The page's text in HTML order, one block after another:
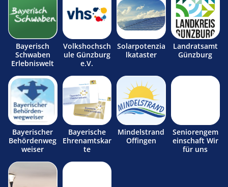
Bayerisch
Schwaben
Erlebniswelt
Volkshochsch
ule Günzburg
e.V.
Solarpotenzia
lkataster
Landratsamt
Günzburg
Bayerischer
Behördenweg
weiser
Bayerische
Ehrenamtskar
te
Mindelstrand
Offingen
Seniorengem
einschaft Wir
für uns